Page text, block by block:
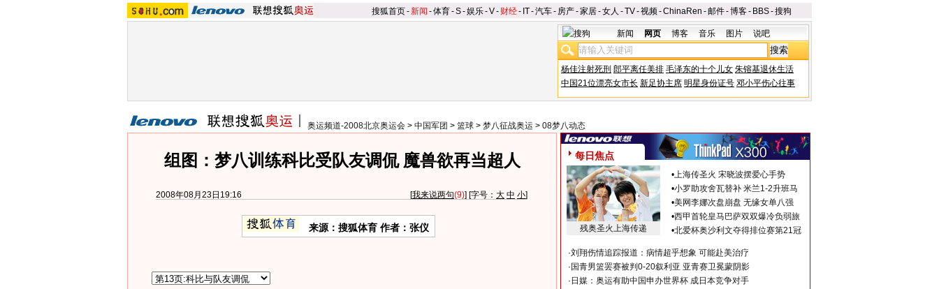
搜狐首页-新闻 -体育-S-娱乐-V- 财经- IT-汽车- 房产-家居-女人 -TV-视频-ChinaRen -邮件-博客- BBS-搜狗
新闻 网页 博客 音乐 图片 说吧
杨佳注射死刑 郎平离任美排 毛泽东的十个儿女 朱镕基退休生活
中国21位漂亮女市长 新足协主席 明星身份证号 邓小平伤心往事
奥运频道-2008北京奥运会 > 中国军团 > 篮球 > 梦八征战奥运 > 08梦八动态
组图：梦八训练科比受队友调侃 魔兽欲再当超人
2008年08月23日19:16 [我来说两句(9)] [字号： 大 中 小]
来源：搜狐体育 作者：张仪
每日焦点
残奥圣火上海传递
•上海传圣火 宋晓波摆爱心手势
•小罗助攻舍瓦替补 米兰1-2升班马
•美网李娜次盘崩盘 无缘女单八强
•西甲首轮皇马巴萨双双爆冷负弱旅
•北爱杯奥沙利文夺得排位赛第21冠
·刘翔伤情追踪报道：病情超乎想象 可能赴美治疗
· 国青男篮罢赛被判0-20叙利亚 亚青赛卫冕蒙阴影
· 日媒：奥运有助中国申办世界杯 成日本竞争对手